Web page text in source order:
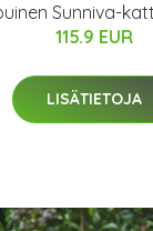
Sunniva-
115.9 EUR
LISÄTIETOJA